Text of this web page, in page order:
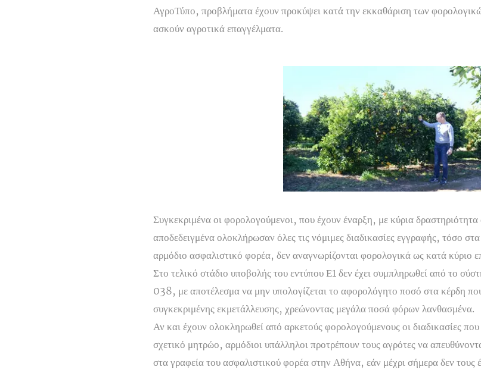
ΑγροΤύπο, προβλήματα έχουν προκύψει κατά την εκκαθάριση των
ασκούν αγροτικά επαγγέλματα.
Συγκεκριμένα οι φορολογούμενοι, που έχουν έναρξη, με κύρια
αποδεδειγμένα ολοκλήρωσαν όλες τις νόμιμες διαδικασίες εγγραφής, τόσο
αρμόδιο ασφαλιστικό φορέα, δεν αναγνωρίζονται φορολογικά ως κατά κύριο
Στο τελικό στάδιο υποβολής του εντύπου Ε1 δεν έχει συμπληρωθεί από το
038, με αποτέλεσμα να μην υπολογίζεται το αφορολόγητο ποσό στα κέρδη
συγκεκριμένης εκμετάλλευσης, χρεώνοντας μεγάλα ποσά φόρων λανθασμένα.
Αν και έχουν ολοκληρωθεί από αρκετούς φορολογούμενους οι διαδικασίες
σχετικό μητρώο, αρμόδιοι υπάλληλοι προτρέπουν τους αγρότες να
στα γραφεία του ασφαλιστικού φορέα στην Αθήνα, εάν μέχρι σήμερα δεν τους